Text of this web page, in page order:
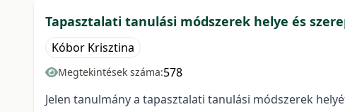
Tapasztalati tanulási módszerek helye és
Kóbor Krisztina
Megtekintések száma:578
Jelen tanulmány a tapasztalati tanulási módszerek